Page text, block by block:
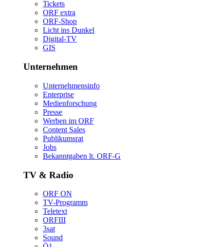
Tickets
ORFextra
ORF-Shop
LichtinsDunkel
Digital-TV
GIS
Unternehmen
Unternehmensinfo
Enterprise
Medienforschung
Presse
WerbenimORF
ContentSales
Publikumsrat
Jobs
Bekanntgabenlt.ORF-G
TV&Radio
ORFON
TV-Programm
Teletext
ORFIII
3sat
Sound